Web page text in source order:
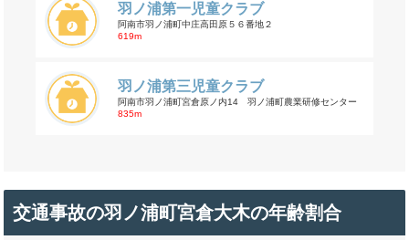
羽ノ浦第一児童クラブ
阿南市羽ノ浦町中庄高田原５６番地２
619m
羽ノ浦第三児童クラブ
阿南市羽ノ浦町宮倉原ノ内14 羽ノ浦町農業研修センター
835m
交通事故の羽ノ浦町宮倉大木の年齢割合